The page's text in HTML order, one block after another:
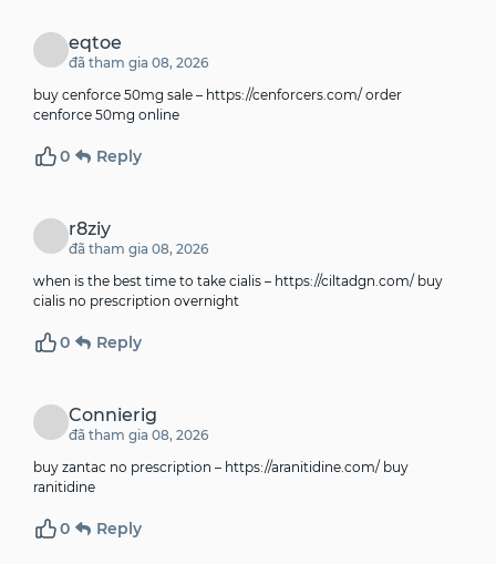
eqtoe
đã tham gia 08, 2026
buy cenforce 50mg sale – https://cenforcers.com/ order
cenforce 50mg online
0 Reply
r8ziy
đã tham gia 08, 2026
when is the best time to take cialis – https://ciltadgn.com/ buy
cialis no prescription overnight
0 Reply
Connierig
đã tham gia 08, 2026
buy zantac no prescription – https://aranitidine.com/ buy
ranitidine
0 Reply